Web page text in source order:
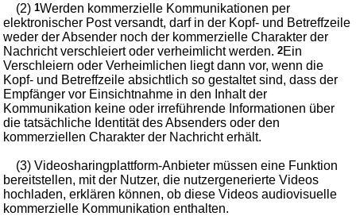
(2)1Werden kommerzielle Kommunikationen per
elektronischer Post versandt, darf in der Kopf- und Betreffzeile
weder der Absender noch der kommerzielle Charakter der
Nachricht verschleiert oder verheimlicht werden.2Ein
Verschleiern oder Verheimlichen liegt dann vor, wenn die
Kopf- und Betreffzeile absichtlich so gestaltet sind, dass der
Empfänger vor Einsichtnahme in den Inhalt der
Kommunikation keine oder irreführende Informationen über
die tatsächliche Identität des Absenders oder den
kommerziellen Charakter der Nachricht erhält.
(3) Videosharingplattform-Anbieter müssen eine Funktion
bereitstellen, mit der Nutzer, die nutzergenerierte Videos
hochladen, erklären können, ob diese Videos audiovisuelle
kommerzielle Kommunikation enthalten.